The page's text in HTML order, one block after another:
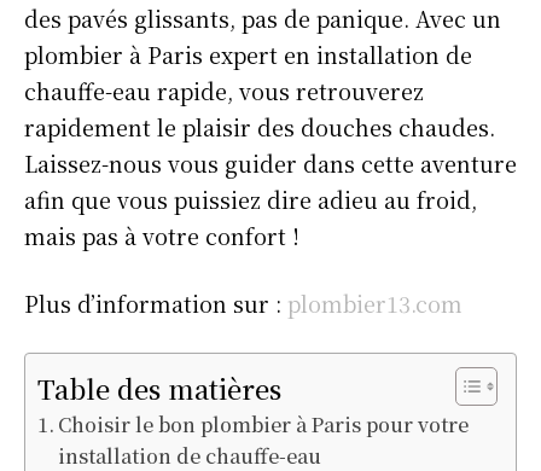
des pavés glissants, pas de panique. Avec un
plombier à Paris expert en installation de
chauffe-eau rapide, vous retrouverez
rapidement le plaisir des douches chaudes.
Laissez-nous vous guider dans cette aventure
afin que vous puissiez dire adieu au froid,
mais pas à votre confort !
Plus d’information sur : plombier13.com
Table des matières
Choisir le bon plombier à Paris pour votre
installation de chauffe-eau